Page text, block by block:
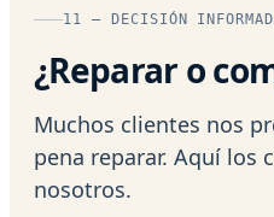
11 — DECISIÓN
¿Reparar o
Muchos clientes nos
pena reparar. Aquí los
nosotros.